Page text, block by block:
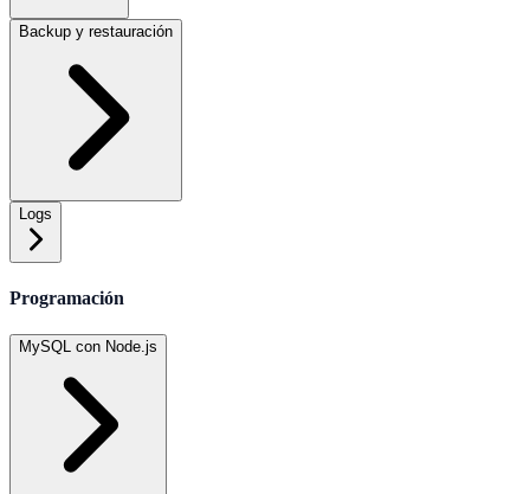
Backup y restauración
Logs
Programación
MySQL con Node.js